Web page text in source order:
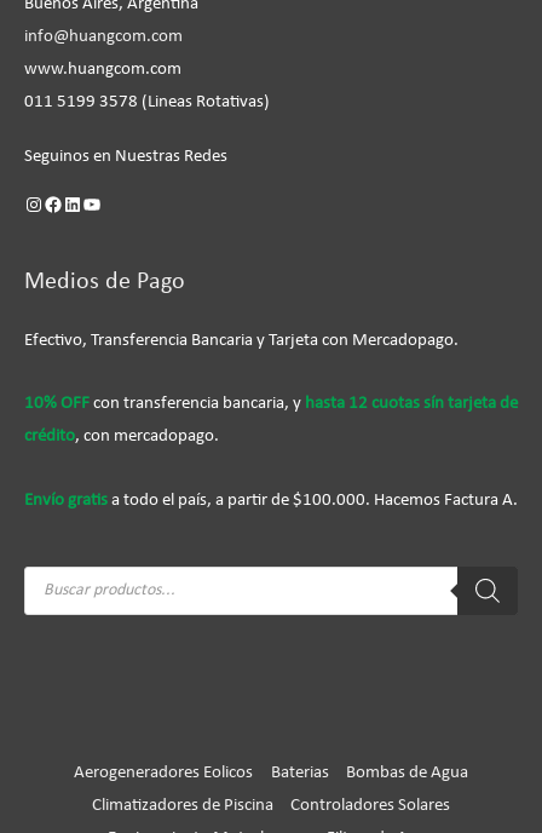
Buenos Aires, Argentina
info@huangcom.com
www.huangcom.com
011 5199 3578 (Lineas Rotativas)
Seguinos en Nuestras Redes
Medios de Pago
Efectivo, Transferencia Bancaria y Tarjeta con Mercadopago.
10% OFF con transferencia bancaria, y hasta 12 cuotas sín tarjeta de
crédito, con mercadopago.
Envío gratis a todo el país, a partir de $100.000. Hacemos Factura A.
Búsqueda
Aerogeneradores Eolicos Baterias
Bombas de Agua
Climatizadores de Piscina
Controladores Solares